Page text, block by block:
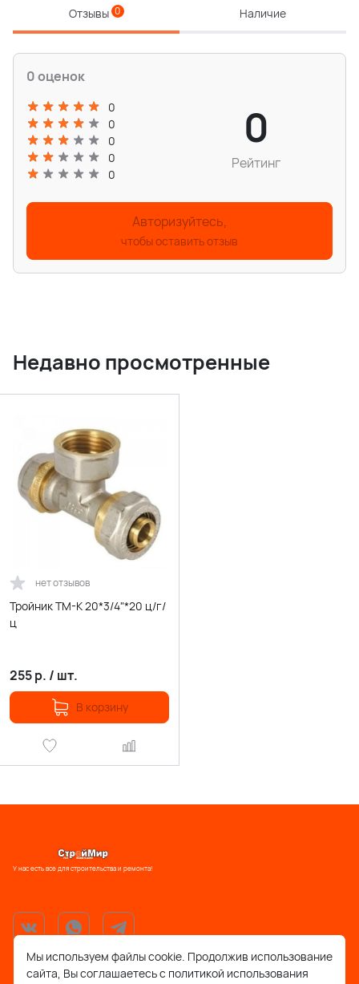
Отзывы 0 Наличие
0 оценок
0
0
0
0
0
0
Рейтинг
Авторизуйтесь,
чтобы оставить отзыв
Недавно просмотренные
нет отзывов
Тройник ТМ-К 20*3/4"*20 ц/г/
ц
255р. / шт.
В корзину
У нас есть все для строительства и ремонта!
support@stroymir48.ru
Мы используем файлы cookie. Продолжив использование
сайта, Вы соглашаетесь с политикой использования